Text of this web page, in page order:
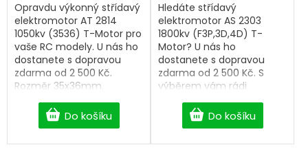
Do košíku
Opravdu výkonný střídavý
elektromotor AT 2814
1050kv (3536) T-Motor pro
vaše RC modely. U nás ho
dostanete s dopravou
zdarma od 2 500 Kč.
Rozměr 35x36mm.
Do košíku
Hledáte střídavý
elektromotor AS 2303
1800kv (F3P,3D,4D) T-
Motor? U nás ho
dostanete s dopravou
zdarma od 2 500 Kč. S
výběrem vám rádi
pomůžeme. Rozměr
28x17mm.